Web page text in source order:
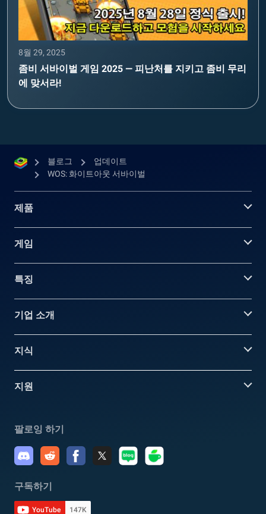
8월 29, 2025
좀비 서바이벌 게임 2025 — 피난처를 지키고 좀비 무리
에 맞서라!
블로그
업데이트
WOS: 화이트아웃 서바이벌
제품
게임
특징
기업 소개
지식
지원
팔로잉 하기
구독하기
YouTube 147K